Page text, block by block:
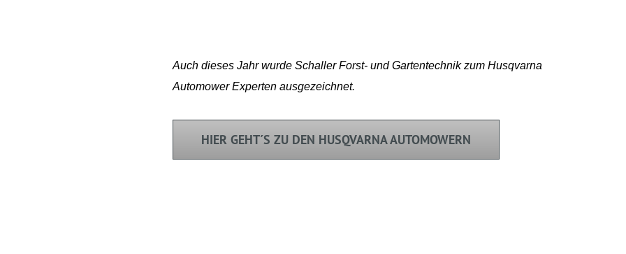
Auch dieses Jahr wurde Schaller Forst- und Gartentechnik zum Husqvarna
Automower Experten ausgezeichnet.
HIER GEHT´S ZU DEN HUSQVARNA AUTOMOWERN